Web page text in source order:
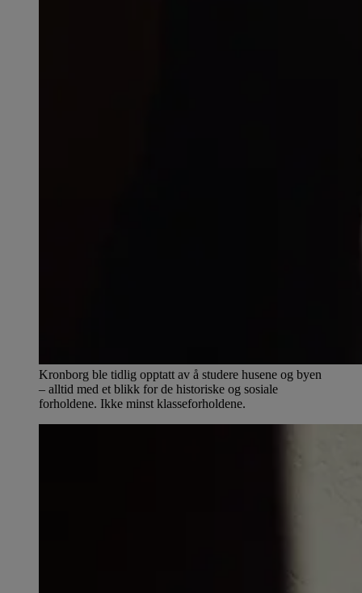
Kronborg ble tidlig opptatt av å studere husene og byen
– alltid med et blikk for de historiske og sosiale
forholdene. Ikke minst klasseforholdene.